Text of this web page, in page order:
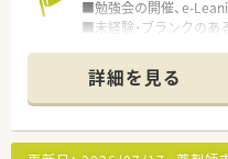
■勉強会の開催、e-
■未経験・ブランクのあ
詳細を見る